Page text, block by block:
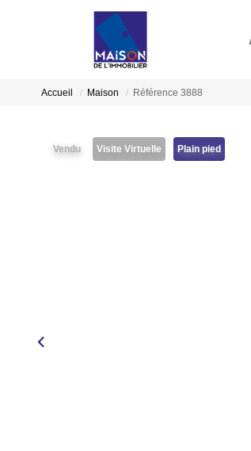
Accueil Maison Référence 3888
Vendu Visite Virtuelle Plain pied